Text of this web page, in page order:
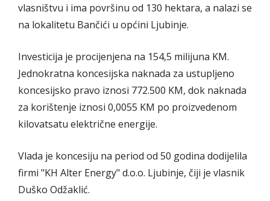
vlasništvu i ima površinu od 130 hektara, a nalazi se
na lokalitetu Bančići u općini Ljubinje.
Investicija je procijenjena na 154,5 milijuna KM.
Jednokratna koncesijska naknada za ustupljeno
koncesijsko pravo iznosi 772.500 KM, dok naknada
za korištenje iznosi 0,0055 KM po proizvedenom
kilovatsatu električne energije.
Vlada je koncesiju na period od 50 godina dodijelila
firmi "KH Alter Energy" d.o.o. Ljubinje, čiji je vlasnik
Duško Odžaklić.